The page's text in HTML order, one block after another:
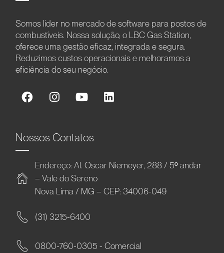
Somos líder no mercado de software para postos de
combustíveis. Nossa solução, o LBC Gas Station,
oferece uma gestão eficaz, integrada e segura.
Reduzimos custos operacionais e melhoramos a
eficiência do seu negócio.
Nossos Contatos
Endereço: Al. Oscar Niemeyer, 288 / 5º andar
– Vale do Sereno
Nova Lima / MG – CEP: 34006-049
(31) 3215-6400
0800-760-0305 - Comercial